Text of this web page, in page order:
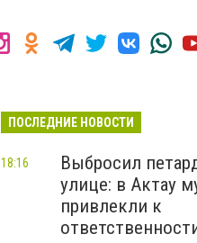
ПОСЛЕДНИЕ НОВОСТИ
Выбросил
улице: в Актау
привлекли к
18:16